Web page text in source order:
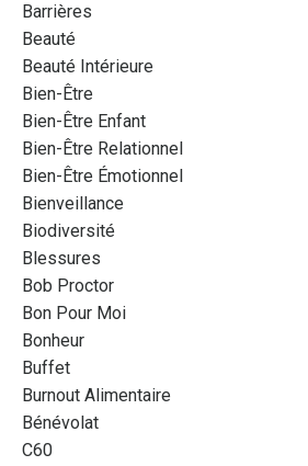
Barrières
Beauté
Beauté Intérieure
Bien-Être
Bien-Être Enfant
Bien-Être Relationnel
Bien-Être Émotionnel
Bienveillance
Biodiversité
Blessures
Bob Proctor
Bon Pour Moi
Bonheur
Buffet
Burnout Alimentaire
Bénévolat
C60